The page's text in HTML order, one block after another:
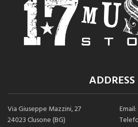
ADDRESS
Via Giuseppe Mazzini, 27
24023 Clusone (BG)
Email: